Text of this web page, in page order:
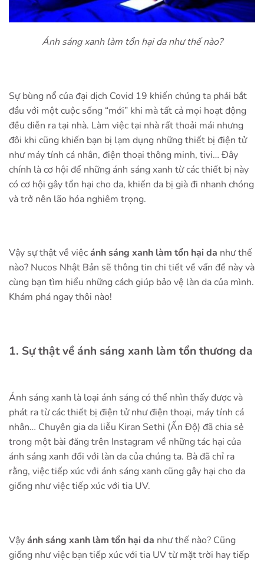
Ánh sáng xanh làm tổn hại da như thế nào?
Sự bùng nổ của đại dịch Covid 19 khiến chúng ta phải bắt
đầu với một cuộc sống “mới” khi mà tất cả mọi hoạt động
đều diễn ra tại nhà. Làm việc tại nhà rất thoải mái nhưng
đôi khi cũng khiến bạn bị lạm dụng những thiết bị điện tử
như máy tính cá nhân, điện thoại thông minh, tivi… Đây
chính là cơ hội để những ánh sáng xanh từ các thiết bị này
có cơ hội gây tổn hại cho da, khiến da bị già đi nhanh chóng
và trở nên lão hóa nghiêm trọng.
Vậy sự thật về việcánh sáng xanh làm tổn hại da như thế
nào? Nucos Nhật Bản sẽ thông tin chi tiết về vấn đề này và
cùng bạn tìm hiểu những cách giúp bảo vệ làn da của mình.
Khám phá ngay thôi nào!
1. Sự thật về ánh sáng xanh làm tổn thương da
Ánh sáng xanh là loại ánh sáng có thể nhìn thấy được và
phát ra từ các thiết bị điện tử như điện thoại, máy tính cá
nhân… Chuyên gia da liễu Kiran Sethi (Ấn Độ) đã chia sẻ
trong một bài đăng trên Instagram về những tác hại của
ánh sáng xanh đối với làn da của chúng ta. Bà đã chỉ ra
rằng, việc tiếp xúc với ánh sáng xanh cũng gây hại cho da
giống như việc tiếp xúc với tia UV.
Vậyánh sáng xanh làm tổn hại da như thế nào? Cũng
giống như việc bạn tiếp xúc với tia UV từ mặt trời hay tiếp